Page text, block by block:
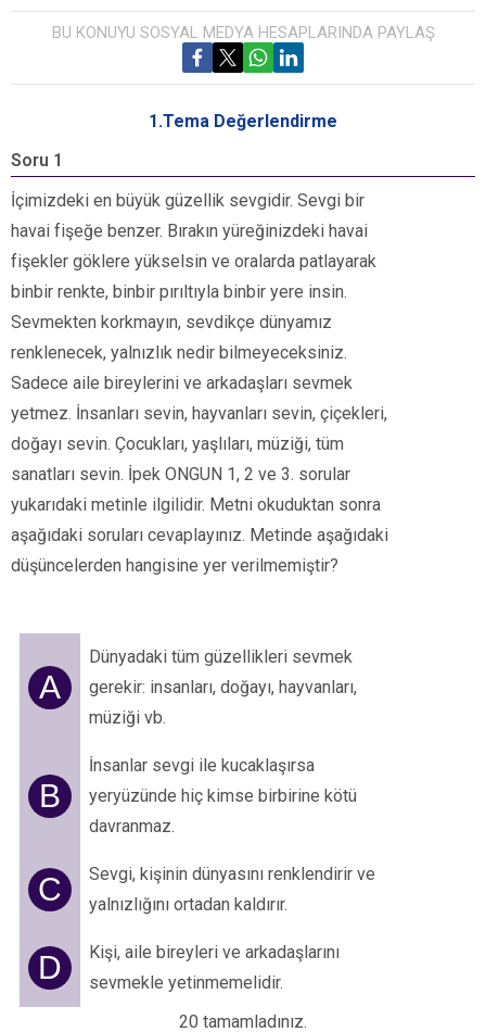
BU KONUYU SOSYAL MEDYA HESAPLARINDA PAYLAŞ
1.Tema Değerlendirme
Soru 1
İçimizdeki en büyük güzellik sevgidir. Sevgi bir
havai fişeğe benzer. Bırakın yüreğinizdeki havai
fişekler göklere yükselsin ve oralarda patlayarak
binbir renkte, binbir pırıltıyla binbir yere insin.
Sevmekten korkmayın, sevdikçe dünyamız
renklenecek, yalnızlık nedir bilmeyeceksiniz.
Sadece aile bireylerini ve arkadaşları sevmek
yetmez. İnsanları sevin, hayvanları sevin, çiçekleri,
doğayı sevin. Çocukları, yaşlıları, müziği, tüm
sanatları sevin. İpek ONGUN 1, 2 ve 3. sorular
yukarıdaki metinle ilgilidir. Metni okuduktan sonra
aşağıdaki soruları cevaplayınız. Metinde aşağıdaki
düşüncelerden hangisine yer verilmemiştir?
A
Dünyadaki tüm güzellikleri sevmek
gerekir: insanları, doğayı, hayvanları,
müziği vb.
B
İnsanlar sevgi ile kucaklaşırsa
yeryüzünde hiç kimse birbirine kötü
davranmaz.
C
Sevgi, kişinin dünyasını renklendirir ve
yalnızlığını ortadan kaldırır.
D
Kişi, aile bireyleri ve arkadaşlarını
sevmekle yetinmemelidir.
20 tamamladınız.